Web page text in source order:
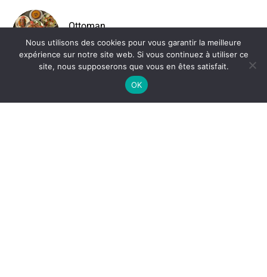
Ottoman
4 décembre 2025 Bordeaux / Restaurant Tunisien
La Ferme Du Compostelle
Nous utilisons des cookies pour vous garantir la meilleure
expérience sur notre site web. Si vous continuez à utiliser ce
site, nous supposerons que vous en êtes satisfait.
OK